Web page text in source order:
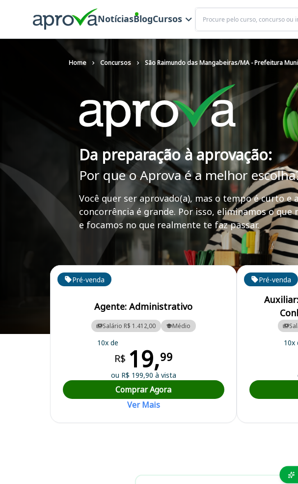
NotíciasBlogCursos
Buscar
Home Concursos São Raimundo das Mangabeiras/MA - Prefeitura
Da preparação à aprovação:
Por que o Aprova é a melhor
Você quer ser aprovado(a), mas o tempo é curto e
concorrência é grande. Por isso, eliminamos o que
e focamos no que realmente te faz passar.
Curso Preparatório para o Concurso São Raimundo das Mangabeiras/MA - Prefeitura
Cursos em destaque para passar no concurso
Pré-venda
Agente: Administrativo
Salário R$ 1.412,00 Médio
10x de
R$ 19,99
ou R$ 199,90 à vista
Comprar Agora
Ver Mais
Pré-venda
10x